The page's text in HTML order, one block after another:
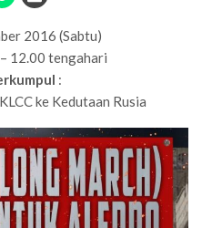
2016 (Sabtu)
12.00 tengahari
:
ke Kedutaan Rusia